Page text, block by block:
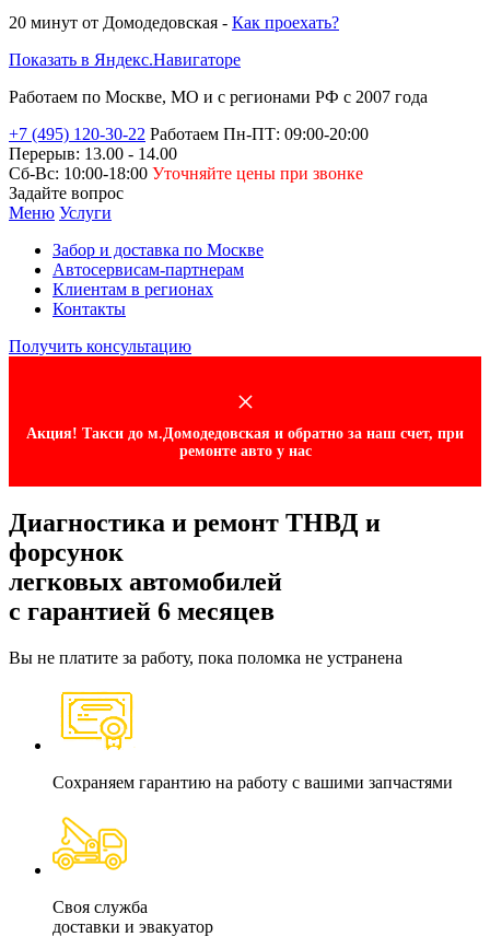
20 минут от Домодедовская - Как проехать?
Показать в Яндекс.Навигаторе
Работаем по Москве, МО и с регионами РФ с 2007 года
+7 (495) 120-30-22 Работаем Пн-ПТ: 09:00-20:00
Перерыв: 13.00 - 14.00
Сб-Вс: 10:00-18:00 Уточняйте цены при звонке
Задайте вопрос
Меню Услуги
Забор и доставка по Москве
Автосервисам-партнерам
Клиентам в регионах
Контакты
Получить консультацию
×
Акция! Такси до м.Домодедовская и обратно за наш счет, при
ремонте авто у нас
Диагностика и ремонт ТНВД и
форсунок
легковых автомобилей
с гарантией 6 месяцев
Вы не платите за работу, пока поломка не устранена
Сохраняем гарантию на работу с вашими запчастями
Своя служба
доставки и эвакуатор